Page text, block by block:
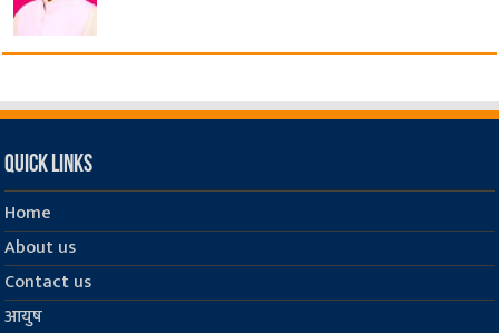
Quick Links
Home
About us
Contact us
आयुष